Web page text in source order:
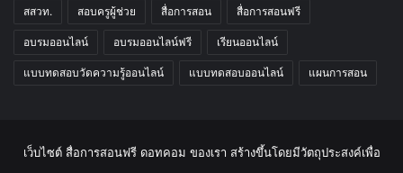
สสวท. สอบครูผู้ช่วย สื่อการสอน สื่อการสอนฟรี
อบรมออนไลน์ อบรมออนไลน์ฟรี เรียนออนไลน์
แบบทดสอบวัดความรู้ออนไลน์ แบบทดสอบออนไลน์ แผนการสอน
เว็บไซต์ สื่อการสอนฟรี ดอทคอม ของเรา สร้างขึ้นโดยมีวัตถุประสงค์เพื่อ